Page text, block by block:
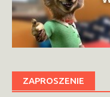
ZAPROSZENIE